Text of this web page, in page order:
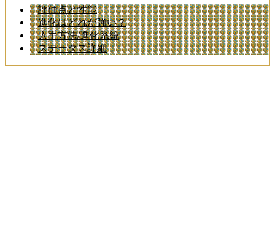
評価点と性能
進化はどれが強い？
入手方法/進化系統
ステータス詳細